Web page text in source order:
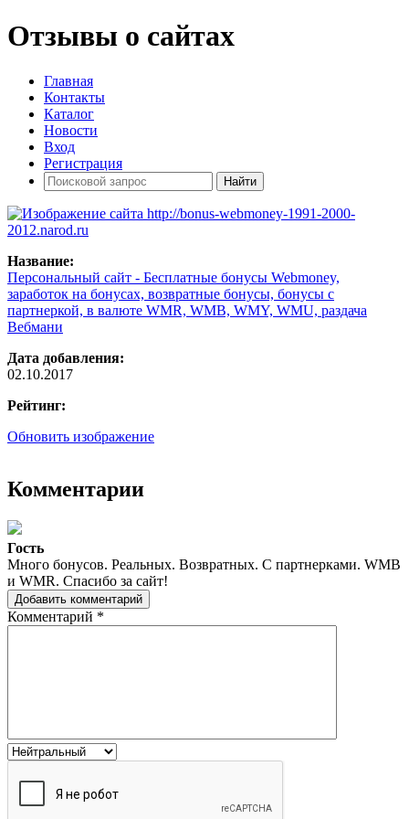
Отзывы о сайтах
Главная
Контакты
Каталог
Новости
Вход
Регистрация
Название:
Персональный сайт - Бесплатные бонусы Webmoney,
заработок на бонусах, возвратные бонусы, бонусы с
партнеркой, в валюте WMR, WMB, WMY, WMU, раздача
Вебмани
Дата добавления:
02.10.2017
Рейтинг:
Обновить изображение
Комментарии
Гость
Много бонусов. Реальных. Возвратных. С партнерками. WMB
и WMR. Спасибо за сайт!
Добавить комментарий
Комментарий *